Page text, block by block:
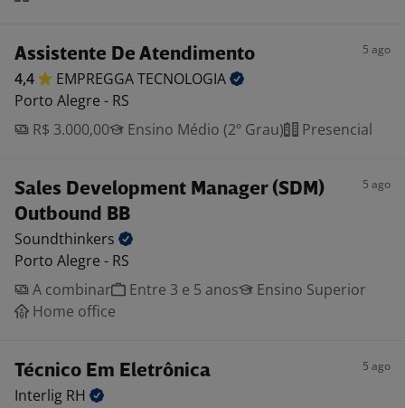
Assistente De Atendimento 5 ago
4,4 EMPREGGATECNOLOGIA
Porto Alegre - RS
R$ 3.000,00
Ensino Médio (2º Grau) Presencial
Sales Development Manager (SDM)
Outbound BB
5 ago
Soundthinkers
Porto Alegre - RS
A combinar
Entre 3 e 5 anos
Ensino Superior
Home office
Técnico Em Eletrônica 5 ago
Interlig RH